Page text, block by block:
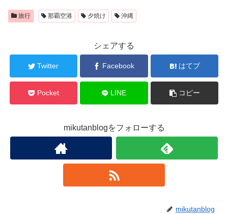
旅行 那覇空港 夕焼け 沖縄
シェアする
Twitter Facebook はてブ
Pocket LINE コピー
mikutanblogをフォローする
mikutanblog